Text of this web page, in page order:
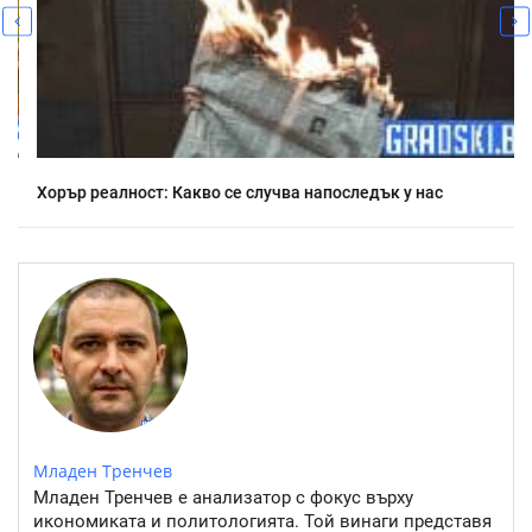
Хорър реалност: Какво се случва напоследък у нас
Младен Тренчев
Младен Тренчев е анализатор с фокус върху
икономиката и политологията. Той винаги представя